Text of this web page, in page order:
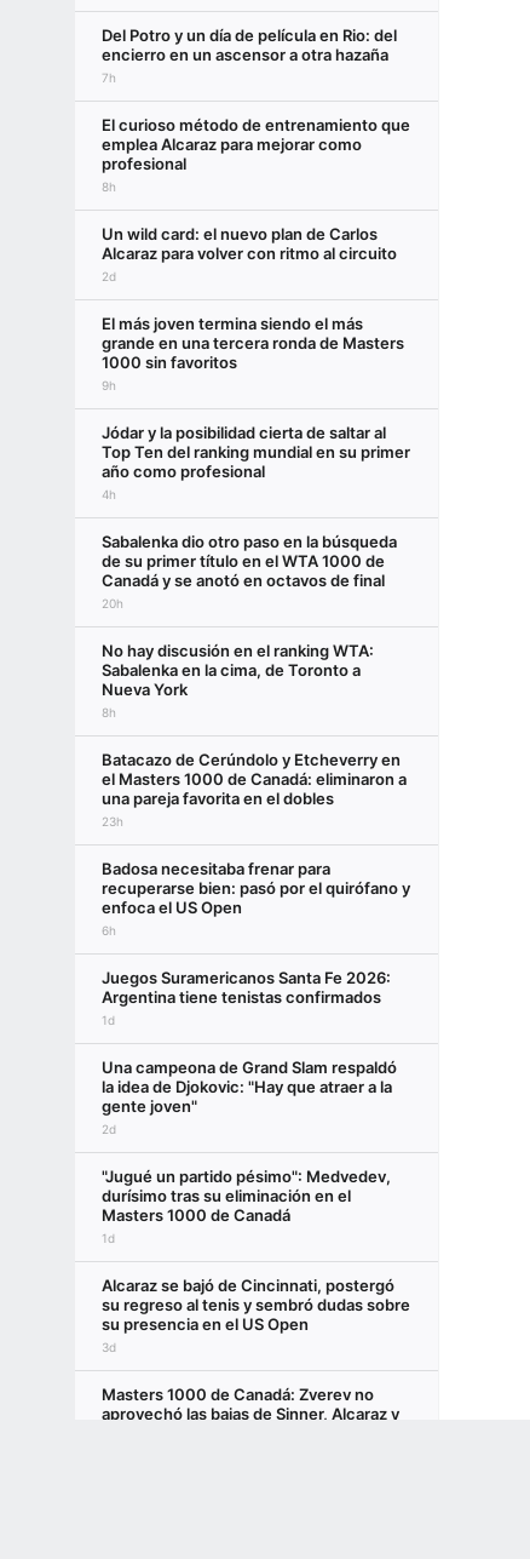
Del Potro y un día de película en Rio: del
encierro en un ascensor a otra hazaña
7h
El curioso método de entrenamiento que
emplea Alcaraz para mejorar como
profesional
8h
Un wild card: el nuevo plan de Carlos
Alcaraz para volver con ritmo al circuito
2d
El más joven termina siendo el más
grande en una tercera ronda de Masters
1000 sin favoritos
9h
Jódar y la posibilidad cierta de saltar al
Top Ten del ranking mundial en su primer
año como profesional
4h
Sabalenka dio otro paso en la búsqueda
de su primer título en el WTA 1000 de
Canadá y se anotó en octavos de final
20h
No hay discusión en el ranking WTA:
Sabalenka en la cima, de Toronto a
Nueva York
8h
Batacazo de Cerúndolo y Etcheverry en
el Masters 1000 de Canadá: eliminaron a
una pareja favorita en el dobles
23h
Badosa necesitaba frenar para
recuperarse bien: pasó por el quirófano y
enfoca el US Open
6h
Juegos Suramericanos Santa Fe 2026:
Argentina tiene tenistas confirmados
1d
Una campeona de Grand Slam respaldó
la idea de Djokovic: "Hay que atraer a la
gente joven"
2d
"Jugué un partido pésimo": Medvedev,
durísimo tras su eliminación en el
Masters 1000 de Canadá
1d
Alcaraz se bajó de Cincinnati, postergó
su regreso al tenis y sembró dudas sobre
su presencia en el US Open
3d
Masters 1000 de Canadá: Zverev no
aprovechó las bajas de Sinner, Alcaraz y